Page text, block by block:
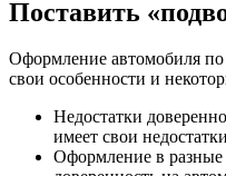
Поставить
Оформление автомобиля по
свои особенности и
Недостатки
имеет свои
Оформление в разные